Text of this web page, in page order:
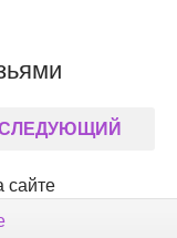
сайте